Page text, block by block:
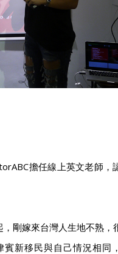
擔任線上英文老師，
剛嫁來台灣人生地不熟，
新移民與自己情況相同